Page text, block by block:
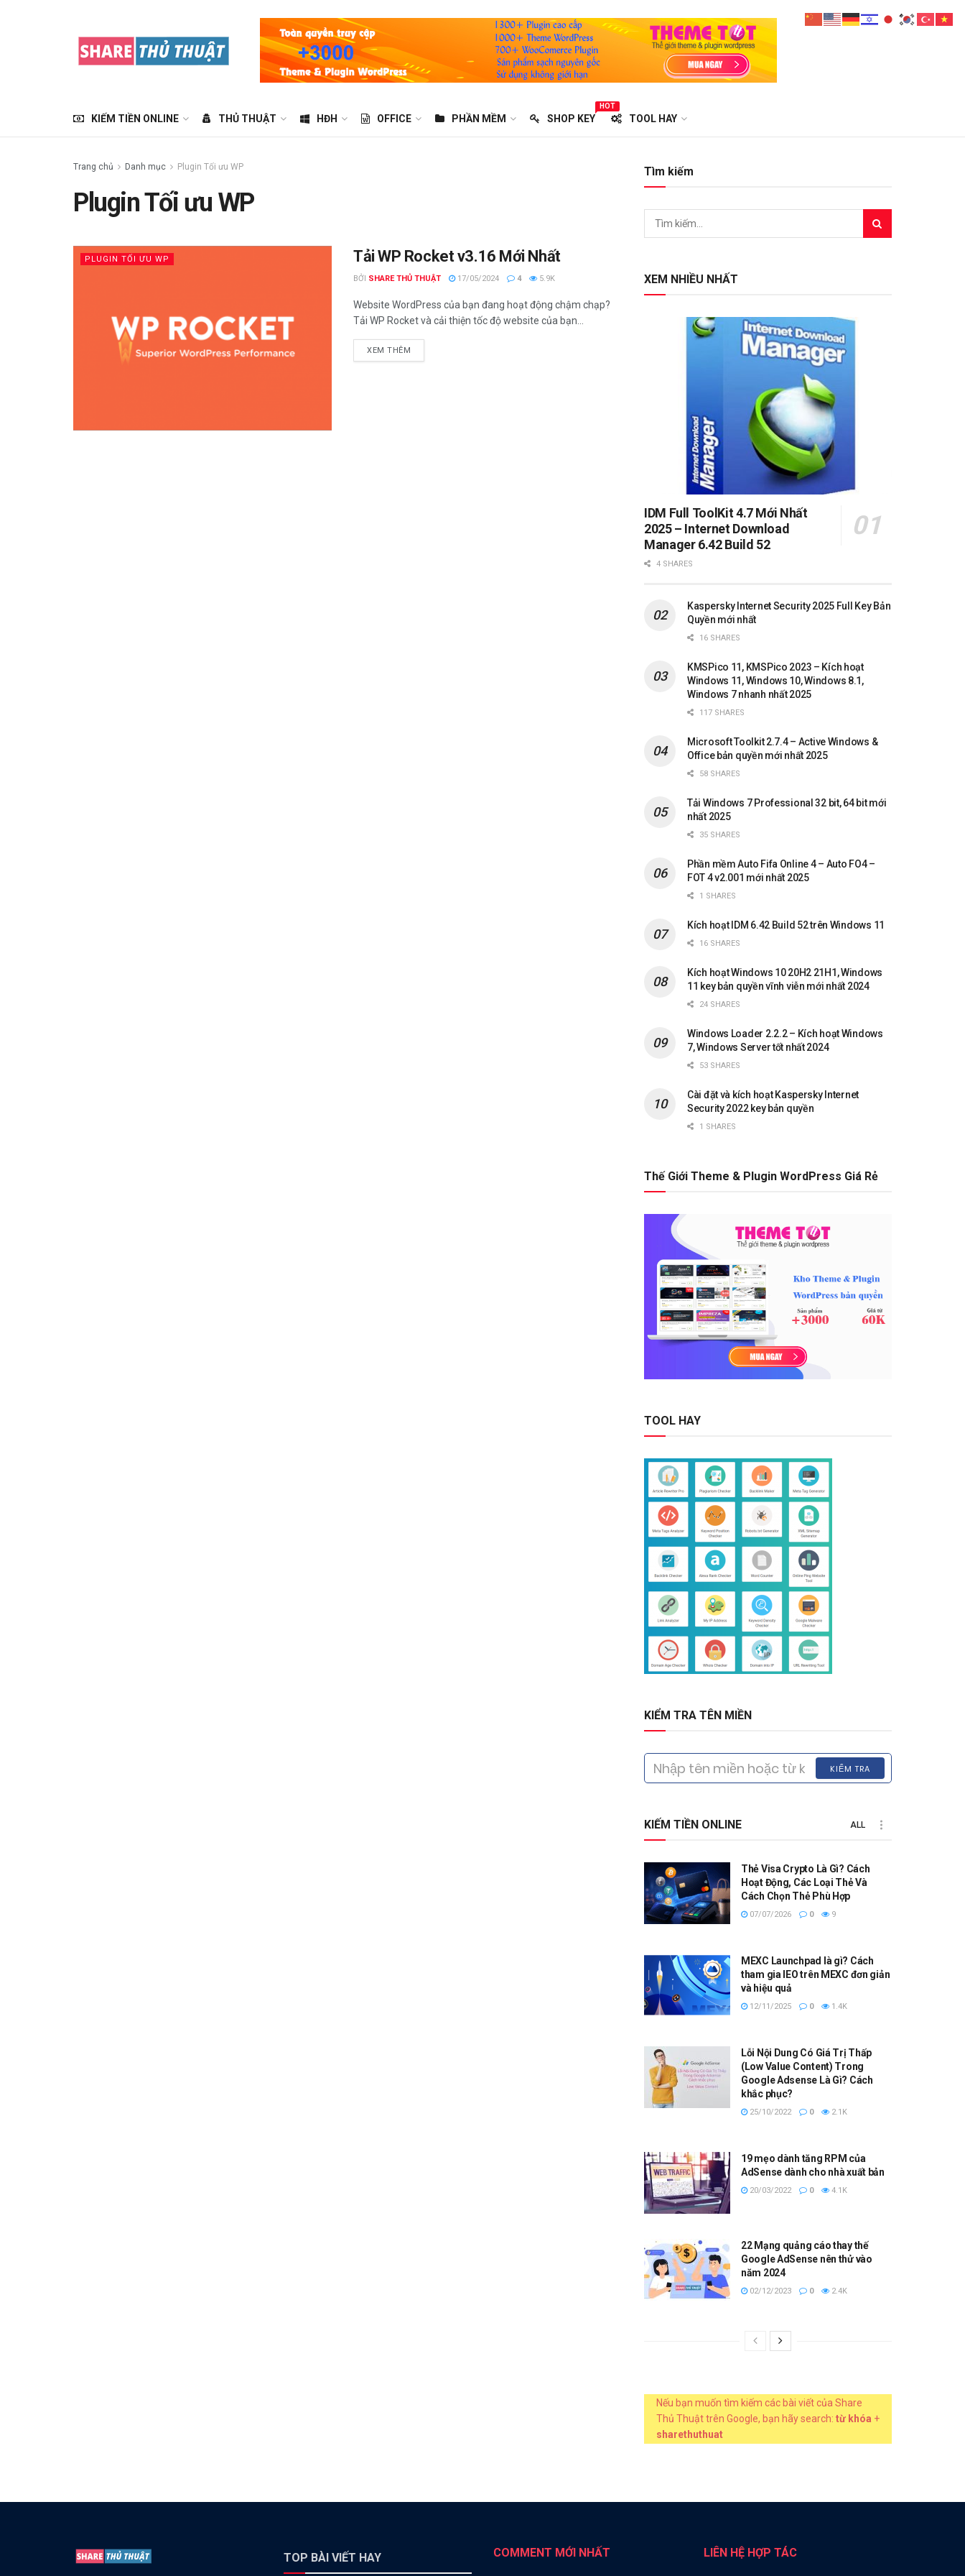
KIẾM TIỀN ONLINE THỦ THUẬT HĐH OFFICE PHẦN MỀM SHOP KEY
HOT
TOOL HAY
Trang chủ Danh mục Plugin Tối ưu WP
Plugin Tối ưu WP
PLUGIN TỐI ƯU WP Tải WP Rocket v3.16 Mới Nhất
BỞI SHARE THỦ THUẬT 17/05/2024 4 5.9K
Website WordPress của bạn đang hoạt động chậm chạp?
Tải WP Rocket và cải thiện tốc độ website của bạn...
XEM THÊM
Tìm kiếm
XEM NHIỀU NHẤT
IDM Full ToolKit 4.7 Mới Nhất
2025 – Internet Download
Manager 6.42 Build 52
4 SHARES
Kaspersky Internet Security 2025 Full Key Bản
Quyền mới nhất
16 SHARES
KMSPico 11, KMSPico 2023 – Kích hoạt
Windows 11, Windows 10, Windows 8.1,
Windows 7 nhanh nhất 2025
117 SHARES
Microsoft Toolkit 2.7.4 – Active Windows &
Office bản quyền mới nhất 2025
58 SHARES
Tải Windows 7 Professional 32 bit, 64 bit mới
nhất 2025
35 SHARES
Phần mềm Auto Fifa Online 4 – Auto FO4 –
FOT 4 v2.001 mới nhất 2025
1 SHARES
Kích hoạt IDM 6.42 Build 52 trên Windows 11
16 SHARES
Kích hoạt Windows 10 20H2 21H1, Windows
11 key bản quyền vĩnh viễn mới nhất 2024
24 SHARES
Windows Loader 2.2.2 – Kích hoạt Windows
7, Windows Server tốt nhất 2024
53 SHARES
Cài đặt và kích hoạt Kaspersky Internet
Security 2022 key bản quyền
1 SHARES
Thế Giới Theme & Plugin WordPress Giá Rẻ
TOOL HAY
KIỂM TRA TÊN MIỀN
KIỂM TRA
KIẾM TIỀN ONLINE ALL
Thẻ Visa Crypto Là Gì? Cách
Hoạt Động, Các Loại Thẻ Và
Cách Chọn Thẻ Phù Hợp
07/07/2026 0 9
MEXC Launchpad là gì? Cách
tham gia IEO trên MEXC đơn giản
và hiệu quả
12/11/2025 0 1.4K
Lỗi Nội Dung Có Giá Trị Thấp
(Low Value Content) Trong
Google Adsense Là Gì? Cách
khắc phục?
25/10/2022 0 2.1K
19 mẹo dành tăng RPM của
AdSense dành cho nhà xuất bản
20/03/2022 0 4.1K
22 Mạng quảng cáo thay thế
Google AdSense nên thử vào
năm 2024
02/12/2023 0 2.4K
Nếu bạn muốn tìm kiếm các bài viết của Share
Thủ Thuật trên Google, bạn hãy search: từ khóa +
sharethuthuat
TOP BÀI VIẾT HAY COMMENT MỚI NHẤT LIÊN HỆ HỢP TÁC